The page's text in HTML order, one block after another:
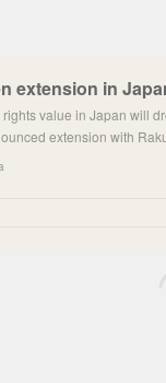
value in Japan will
extension with